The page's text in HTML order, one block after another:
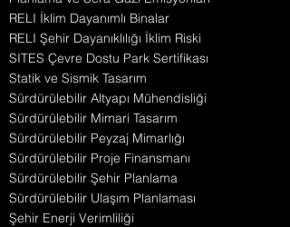
RELI İklim Dayanımlı Binalar
RELI Şehir Dayanıklılığı İklim Riski
SITES Çevre Dostu Park Sertifikası
Statik ve Sismik Tasarım
Sürdürülebilir Altyapı Mühendisliği
Sürdürülebilir Mimari Tasarım
Sürdürülebilir Peyzaj Mimarlığı
Sürdürülebilir Proje Finansmanı
Sürdürülebilir Şehir Planlama
Sürdürülebilir Ulaşım Planlaması
Şehir Enerji Verimliliği